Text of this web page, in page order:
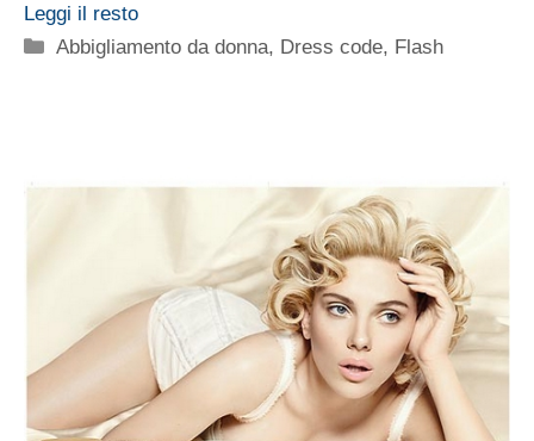
Leggi il resto
Categorie
Abbigliamento da donna, Dress code, Flash